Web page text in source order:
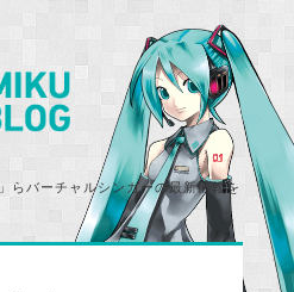
らバーチャルシンガーの最新情報を